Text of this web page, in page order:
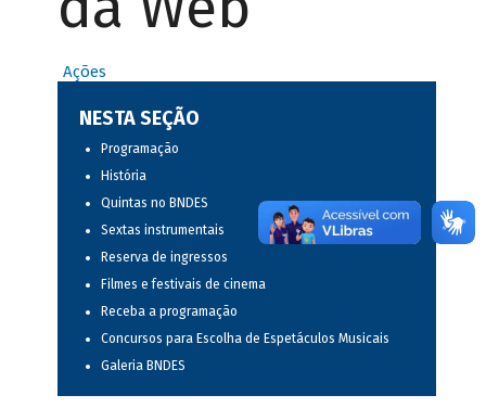
Ações
NESTA SEÇÃO
Programação
História
Quintas no BNDES
Sextas instrumentais
Reserva de ingressos
Filmes e festivais de cinema
Receba a programação
Concursos para Escolha de Espetáculos Musicais
Galeria BNDES